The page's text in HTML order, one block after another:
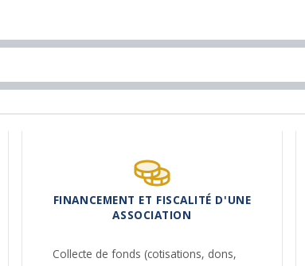
FINANCEMENT ET FISCALITÉ D'UNE
ASSOCIATION
Collecte de fonds (cotisations, dons,